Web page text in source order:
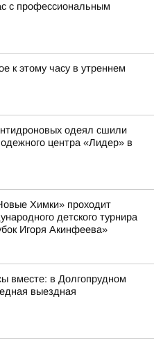
с профессиональным
к этому часу в утреннем
одеял сшили
центра «Лидер» в
Химки» проходит
детского турнира
Игоря Акинфеева»
вместе: в Долгопрудном
выездная